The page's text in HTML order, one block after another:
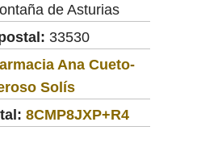
de Asturias
33530
Ana Cueto-
Solís
8CMP8JXP+R4